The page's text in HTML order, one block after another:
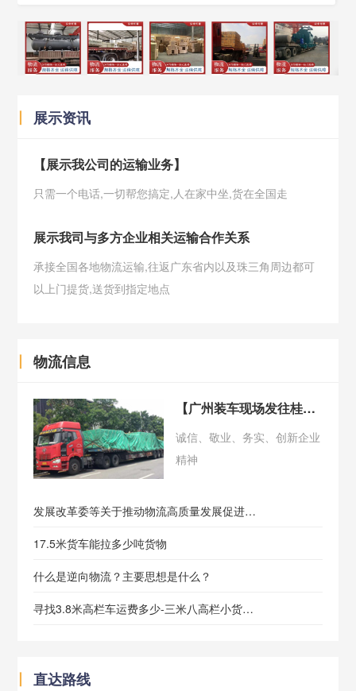
丨 展示资讯
【展示我公司的运输业务】
只需一个电话,一切帮您搞定,人在家中坐,货在全国走
展示我司与多方企业相关运输合作关系
承接全国各地物流运输,往返广东省内以及珠三角周边都可
以上门提货,送货到指定地点
丨 物流信息
【广州装车现场发往桂林】
诚信、敬业、务实、创新企业
精神
发展改革委等关于推动物流高质量发展促进形成强大国内市场的
17.5米货车能拉多少吨货物
什么是逆向物流？主要思想是什么？
寻找3.8米高栏车运费多少-三米八高栏小货车载重多少
丨 直达路线